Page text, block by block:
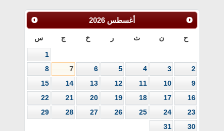
أغسطس 2026
ح ن ث ر خ ج س
1
2
3
4
5
6
7
8
9
10
11
12
13
14
15
16
17
18
19
20
21
22
23
24
25
26
27
28
29
30
31